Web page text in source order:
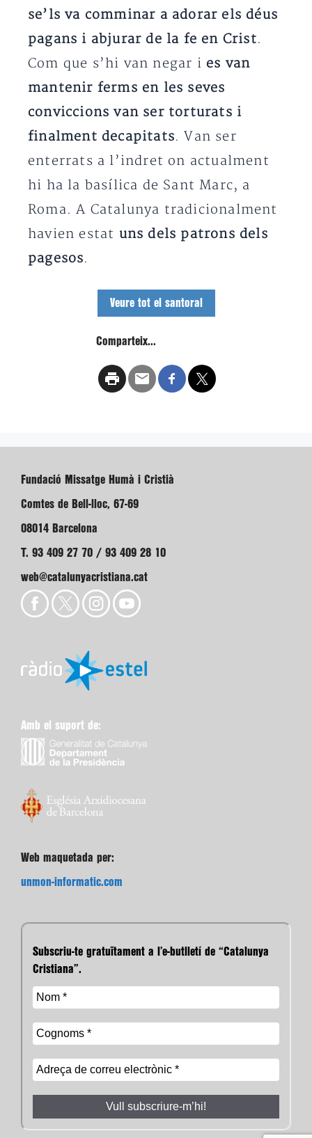
se’ls va comminar a adorar els déus
pagans i abjurar de la fe en Crist.
Com que s’hi van negar i es van
mantenir ferms en les seves
conviccions van ser torturats i
finalment decapitats. Van ser
enterrats a l’indret on actualment
hi ha la basílica de Sant Marc, a
Roma. A Catalunya tradicionalment
havien estat uns dels patrons dels
pagesos.
Veure tot el santoral
Comparteix...
Fundació Missatge Humà i Cristià
Comtes de Bell-lloc, 67-69
08014 Barcelona
T. 93 409 27 70 / 93 409 28 10
web@catalunyacristiana.cat
Amb el suport de:
Web maquetada per:
unmon-informatic.com
Subscriu-te gratuïtament a l’e-butlletí de “Catalunya
Cristiana”.